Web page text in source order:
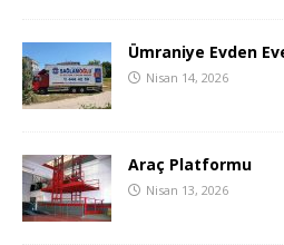
Ümraniye Evden
Nisan 14, 2026
Araç Platformu
Nisan 13, 2026